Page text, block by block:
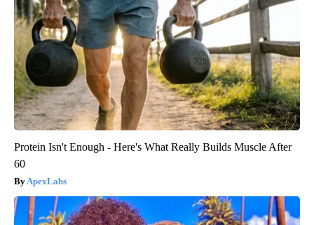
Protein Isn't Enough - Here's What Really Builds Muscle After
60
ApexLabs